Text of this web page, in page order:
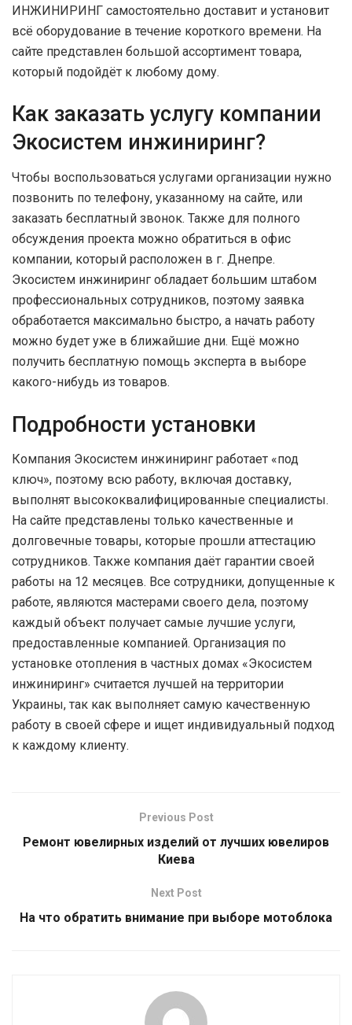
ИНЖИНИРИНГ самостоятельно доставит и установит
всё оборудование в течение короткого времени. На
сайте представлен большой ассортимент товара,
который подойдёт к любому дому.
Как заказать услугу компании
Экосистем инжиниринг?
Чтобы воспользоваться услугами организации нужно
позвонить по телефону, указанному на сайте, или
заказать бесплатный звонок. Также для полного
обсуждения проекта можно обратиться в офис
компании, который расположен в г. Днепре.
Экосистем инжиниринг обладает большим штабом
профессиональных сотрудников, поэтому заявка
обработается максимально быстро, а начать работу
можно будет уже в ближайшие дни. Ещё можно
получить бесплатную помощь эксперта в выборе
какого-нибудь из товаров.
Подробности установки
Компания Экосистем инжиниринг работает «под
ключ», поэтому всю работу, включая доставку,
выполнят высококвалифицированные специалисты.
На сайте представлены только качественные и
долговечные товары, которые прошли аттестацию
сотрудников. Также компания даёт гарантии своей
работы на 12 месяцев. Все сотрудники, допущенные к
работе, являются мастерами своего дела, поэтому
каждый объект получает самые лучшие услуги,
предоставленные компанией. Организация по
установке отопления в частных домах «Экосистем
инжиниринг» считается лучшей на территории
Украины, так как выполняет самую качественную
работу в своей сфере и ищет индивидуальный подход
к каждому клиенту.
Previous Post
Ремонт ювелирных изделий от лучших ювелиров
Киева
Next Post
На что обратить внимание при выборе мотоблока